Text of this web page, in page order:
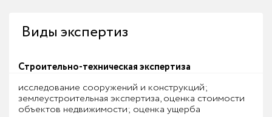
Виды экспертиз
Строительно-техническая экспертиза
исследование сооружений и конструкций;
землеустроительная экспертиза, оценка стоимости
объектов недвижимости; оценка ущерба